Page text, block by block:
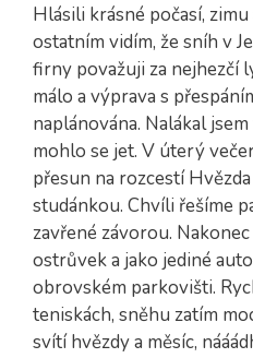
Hlásili krásné počasí,
ostatním vidím, že sníh v
firny považuji za nejhezčí
málo a výprava s
naplánována. Nalákal
mohlo se jet. V úterý
přesun na rozcestí
studánkou. Chvíli řešíme
zavřené závorou.
ostrůvek a jako jediné
obrovském parkovišti.
teniskách, sněhu zatím
svítí hvězdy a měsíc,